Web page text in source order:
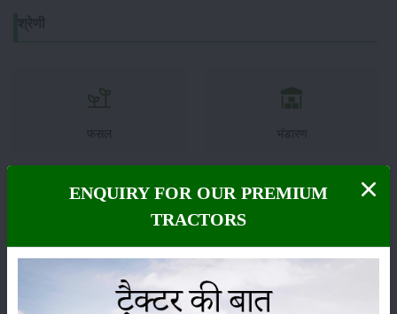
फसल भंडारण
ENQUIRY FOR OUR PREMIUM
TRACTORS